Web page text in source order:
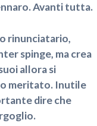
Avanti tutta.
rinunciatario,
spinge, ma crea
allora si
meritato. Inutile
dire che